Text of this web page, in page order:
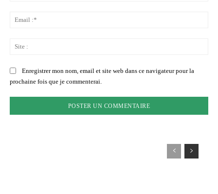
Enregistrer mon nom, email et site web dans ce navigateur pour la
prochaine fois que je commenterai.